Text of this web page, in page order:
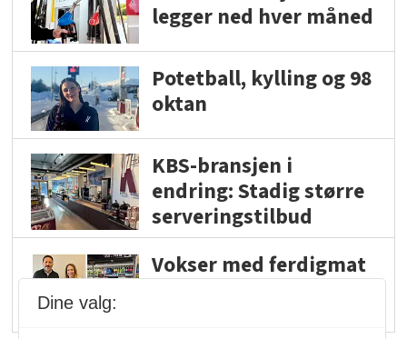
legger ned hver måned
Potetball, kylling og 98
oktan
KBS-bransjen i
endring: Stadig større
serveringstilbud
Vokser med ferdigmat
Dine valg: